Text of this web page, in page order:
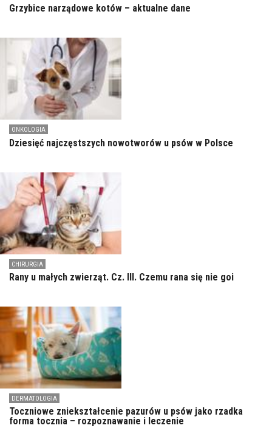
Grzybice narządowe kotów – aktualne dane
ONKOLOGIA
Dziesięć najczęstszych nowotworów u psów w Polsce
CHIRURGIA
Rany u małych zwierząt. Cz. III. Czemu rana się nie goi
DERMATOLOGIA
Toczniowe zniekształcenie pazurów u psów jako rzadka
forma tocznia – rozpoznawanie i leczenie